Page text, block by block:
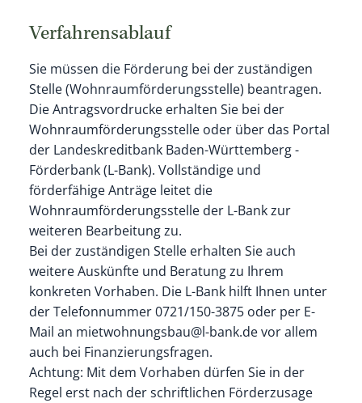
Verfahrensablauf
Sie müssen die Förderung bei der zuständigen
Stelle (Wohnraumförderungsstelle) beantragen.
Die Antragsvordrucke erhalten Sie bei der
Wohnraumförderungsstelle oder über das Portal
der Landeskreditbank Baden-Württemberg -
Förderbank (L-Bank). Vollständige und
förderfähige Anträge leitet die
Wohnraumförderungsstelle der L-Bank zur
weiteren Bearbeitung zu.
Bei der zuständigen Stelle erhalten Sie auch
weitere Auskünfte und Beratung zu Ihrem
konkreten Vorhaben. Die L-Bank hilft Ihnen unter
der Telefonnummer 0721/150-3875 oder per E-
Mail an mietwohnungsbau@l-bank.de vor allem
auch bei Finanzierungsfragen.
Achtung: Mit dem Vorhaben dürfen Sie in der
Regel erst nach der schriftlichen Förderzusage